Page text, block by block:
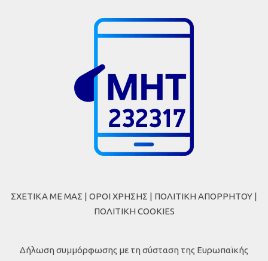
ΣΧΕΤΙΚΑ ΜΕ ΜΑΣ | ΟΡΟΙ ΧΡΗΣΗΣ | ΠΟΛΙΤΙΚΗ ΑΠΟΡΡΗΤΟΥ |
ΠΟΛΙΤΙΚΗ COOKIES
Δήλωση συμμόρφωσης με τη σύσταση της Ευρωπαϊκής